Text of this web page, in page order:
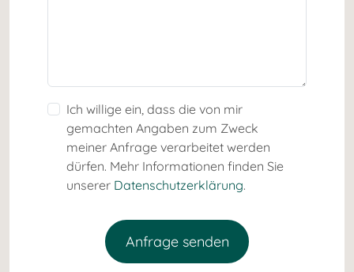
Ich willige ein, dass die von mir
gemachten Angaben zum Zweck
meiner Anfrage verarbeitet werden
dürfen. Mehr Informationen finden Sie
unserer Datenschutzerklärung.